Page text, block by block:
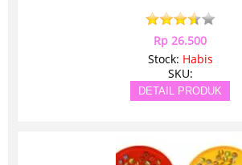
Rp 26.500
Stock: Habis
SKU:
DETAIL PRODUK